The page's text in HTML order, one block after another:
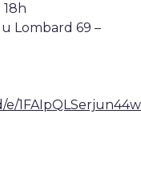
Lombard 69 –